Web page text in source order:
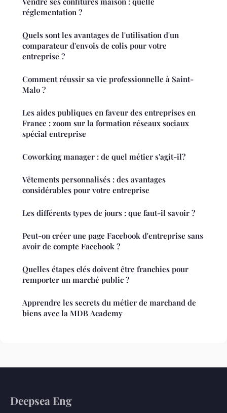
réglementation ?
Quels sont les avantages de l'utilisation d'un
comparateur d'envois de colis pour votre
entreprise ?
Comment réussir sa vie professionnelle à Saint-
Malo ?
Les aides publiques en faveur des entreprises en
France : zoom sur la formation réseaux sociaux
spécial entreprise
Coworking manager : de quel métier s'agit-il?
Vêtements personnalisés : des avantages
considérables pour votre entreprise
Les différents types de jours : que faut-il savoir ?
Peut-on créer une page Facebook d'entreprise sans
avoir de compte Facebook ?
Quelles étapes clés doivent être franchies pour
remporter un marché public ?
Apprendre les secrets du métier de marchand de
biens avec la MDB Academy
Deepsea Eng